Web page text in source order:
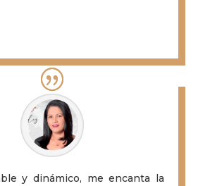
y dinámico, me encanta la